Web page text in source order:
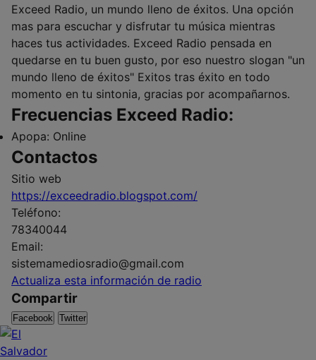
Exceed Radio, un mundo lleno de éxitos. Una opción
mas para escuchar y disfrutar tu música mientras
haces tus actividades. Exceed Radio pensada en
quedarse en tu buen gusto, por eso nuestro slogan "un
mundo lleno de éxitos" Exitos tras éxito en todo
momento en tu sintonia, gracias por acompañarnos.
Frecuencias Exceed Radio:
Apopa: Online
Contactos
Sitio web
https://exceedradio.blogspot.com/
Teléfono:
78340044
Email:
sistemamediosradio@gmail.com
Actualiza esta información de radio
Compartir
Facebook Twitter